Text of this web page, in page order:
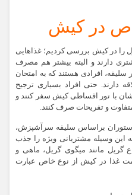
در کیش
را در کیش بررسی کردیم؛ غذاهایی
دارند و البته بیشتر هم مصرف
سلیقه، افرادی هستند که به امتحان
حتی افراد بسیاری ترجیح
با تور اقساطی کیش سفر کنند و
و تفریحات صرف کنند.
براساس سلیقه سرآشپزش،
این وسیله مشتریانی ویژه را جذب
گریل مانند میگوی گریل، ماهی و
غذا در کیش از نوع خاص عبارت